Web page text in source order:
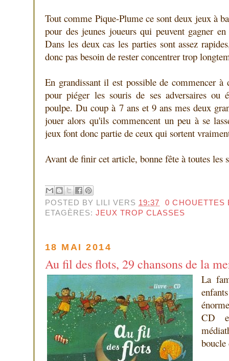
Tout comme Pique-Plume ce sont deux jeux à
pour des jeunes joueurs qui peuvent gagner
Dans les deux cas les parties sont assez
donc pas besoin de rester concentrer trop
En grandissant il est possible de commencer à
pour piéger les souris de ses adversaires
poulpe. Du coup à 7 ans et 9 ans mes deux
jouer alors qu'ils commencent un peu à se
jeux font donc partie de ceux qui sortent
Avant de finir cet article, bonne fête à toutes les
POSTED BY VERS 19:37
0 CHOUETTES
ETAGÈRES:JEUX TROP CLASSES
18 MAI 2014
Au fil des flots, 29 chansons de la
La
CD